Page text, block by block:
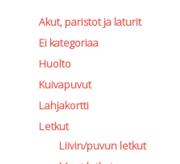
Akut, paristot ja laturit
Ei kategoriaa
Huolto
Kuivapuvut
Lahjakortti
Letkut
Liivin/puvun letkut